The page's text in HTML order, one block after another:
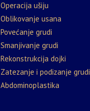
Operacija ušiju
Oblikovanje usana
Povećanje grudi
Smanjivanje grudi
Rekonstrukcija dojki
Zatezanje i podizanje grudi
Abdominoplastika